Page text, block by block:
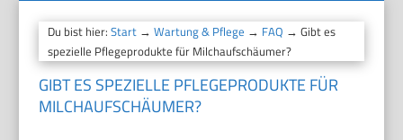
Du bist hier:Start →Wartung & Pflege → FAQ → Gibt es
spezielle Pflegeprodukte für Milchaufschäumer?
GIBT ES SPEZIELLE PFLEGEPRODUKTE FÜR
MILCHAUFSCHÄUMER?